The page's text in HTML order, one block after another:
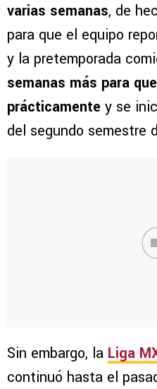
varias semanas, de
para que el equipo
y la pretemporada
semanas más para
prácticamente y se
del segundo semestre
Sin embargo, la Liga
continuó hasta el